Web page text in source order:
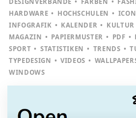
HARDWARE
HOCHSCHULEN
INFOGRAFIK
KALENDER KULTUR
MAGAZIN
PAPIERMUSTER PDF
SPORT
STATISTIKEN TRENDS
TYPEDESIGN
VIDEOS
WINDOWS